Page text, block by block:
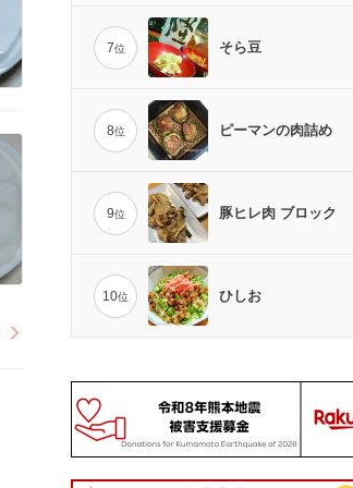
7位 そら豆
8位 ピーマンの肉詰め
9位 豚ヒレ肉 ブロック
10位 ひしお